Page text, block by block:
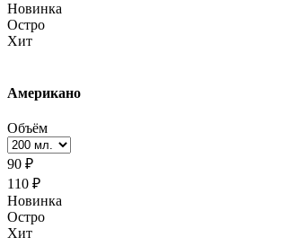
Новинка
Остро
Хит
Американо
Объём
90 ₽
110 ₽
Новинка
Остро
Хит